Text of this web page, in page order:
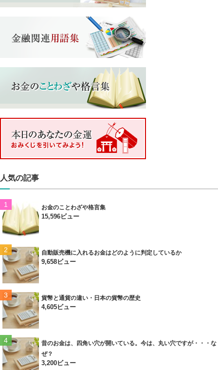
人気の記事
お金のことわざや格言集
15,596ビュー
自動販売機に入れるお金はどのように判定しているか
9,658ビュー
貨幣と通貨の違い・日本の貨幣の歴史
4,605ビュー
昔のお金は、四角い穴が開いている。今は、丸い穴ですが・・・な
ぜ？
3,200ビュー